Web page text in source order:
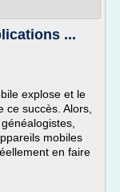
...
explose et le
ce succès. Alors,
mobiles
en faire